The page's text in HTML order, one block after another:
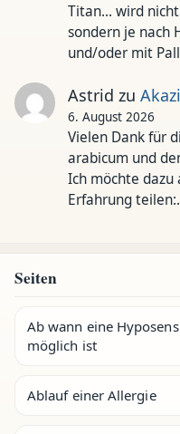
Titan... wird
sondern je nach
und/oder mit
Astrid zu
6. August 2026
Vielen Dank für
arabicum und
Ich möchte dazu
Erfahrung
Seiten
Ab wann eine
möglich ist
Ablauf einer Allergie